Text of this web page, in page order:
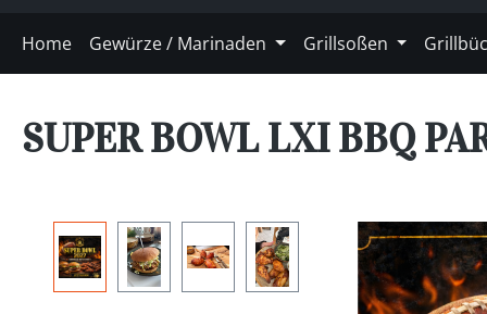
Home Gewürze / Marinaden Grillsoßen
SUPER BOWL LXI BBQ
Bildergalerie überspringen